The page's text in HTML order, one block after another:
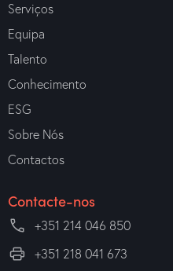
Serviços
Equipa
Talento
Conhecimento
ESG
Sobre Nós
Contactos
Contacte-nos
+351 214 046 850
+351 218 041 673